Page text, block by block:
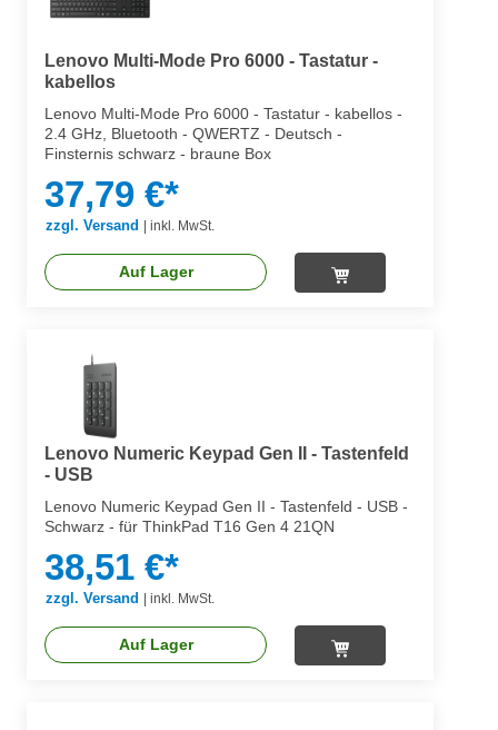
Lenovo Multi-Mode Pro 6000 - Tastatur -
kabellos
Lenovo Multi-Mode Pro 6000 - Tastatur - kabellos -
2.4 GHz, Bluetooth - QWERTZ - Deutsch -
Finsternis schwarz - braune Box
37,79 €*
zzgl. Versand inkl. MwSt.
Auf Lager
Lenovo Numeric Keypad Gen II - Tastenfeld
- USB
Lenovo Numeric Keypad Gen II - Tastenfeld - USB -
Schwarz - für ThinkPad T16 Gen 4 21QN
38,51 €*
zzgl. Versand inkl. MwSt.
Auf Lager